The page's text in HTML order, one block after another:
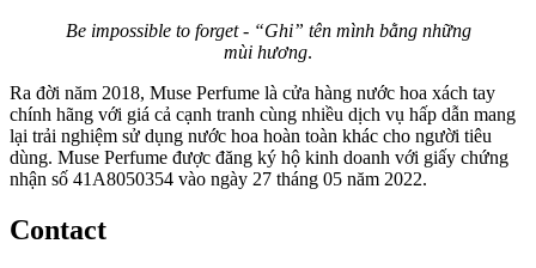
Be impossible to forget - “Ghi” tên mình bằng những
mùi hương.
Ra đời năm 2018, Muse Perfume là cửa hàng nước hoa xách tay
chính hãng với giá cả cạnh tranh cùng nhiều dịch vụ hấp dẫn mang
lại trải nghiệm sử dụng nước hoa hoàn toàn khác cho người tiêu
dùng. Muse Perfume được đăng ký hộ kinh doanh với giấy chứng
nhận số 41A8050354 vào ngày 27 tháng 05 năm 2022.
Contact